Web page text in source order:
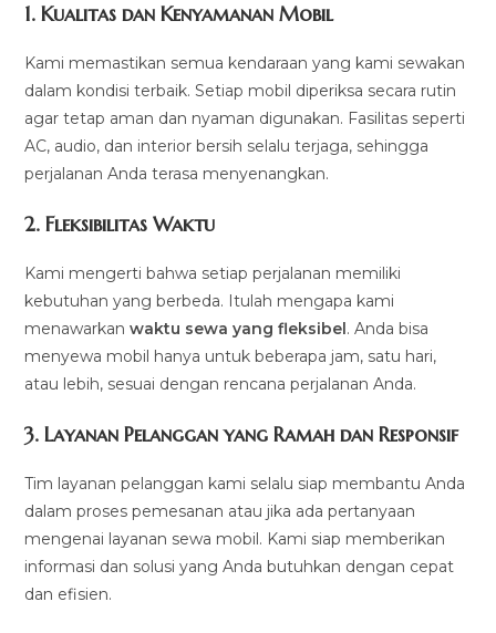
1.Kualitas dan Kenyamanan Mobil
Kami memastikan semua kendaraan yang kami sewakan
dalam kondisi terbaik. Setiap mobil diperiksa secara rutin
agar tetap aman dan nyaman digunakan. Fasilitas seperti
AC, audio, dan interior bersih selalu terjaga, sehingga
perjalanan Anda terasa menyenangkan.
2.Fleksibilitas Waktu
Kami mengerti bahwa setiap perjalanan memiliki
kebutuhan yang berbeda. Itulah mengapa kami
menawarkanwaktu sewa yang fleksibel. Anda bisa
menyewa mobil hanya untuk beberapa jam, satu hari,
atau lebih, sesuai dengan rencana perjalanan Anda.
3.Layanan Pelanggan yang Ramah dan Responsif
Tim layanan pelanggan kami selalu siap membantu Anda
dalam proses pemesanan atau jika ada pertanyaan
mengenai layanan sewa mobil. Kami siap memberikan
informasi dan solusi yang Anda butuhkan dengan cepat
dan efisien.